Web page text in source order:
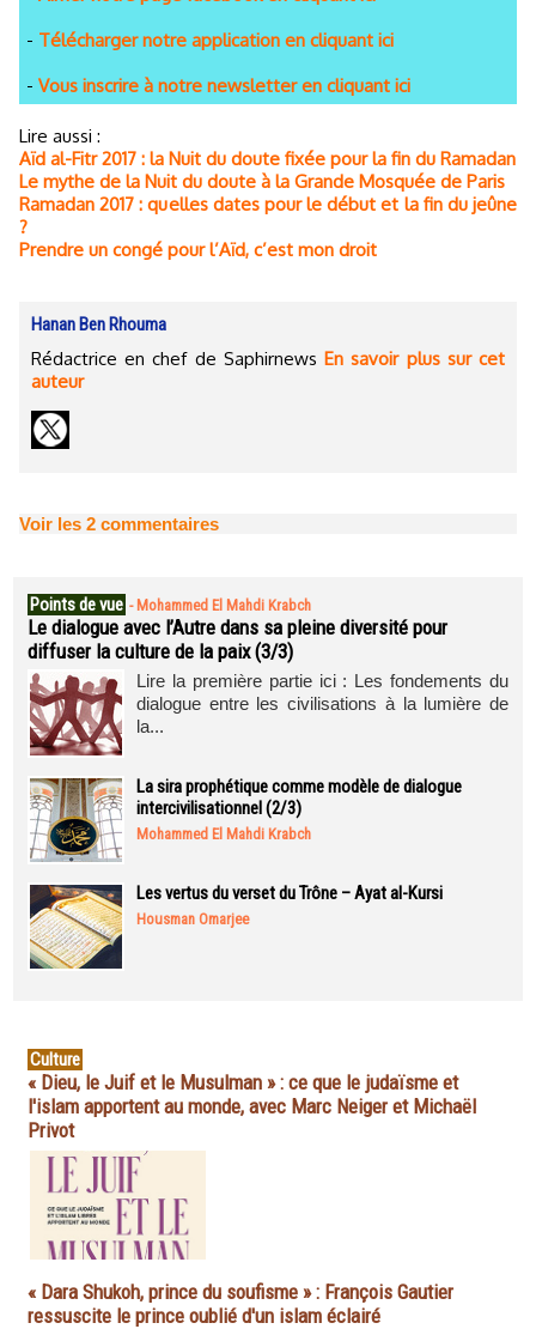
- Télécharger notre application en cliquant ici
- Vous inscrire à notre newsletter en cliquant ici
Lire aussi :
Aïd al-Fitr 2017 : la Nuit du doute fixée pour la fin du Ramadan
Le mythe de la Nuit du doute à la Grande Mosquée de Paris
Ramadan 2017 : quelles dates pour le début et la fin du jeûne
?
Prendre un congé pour l’Aïd, c’est mon droit
Hanan Ben Rhouma
Rédactrice en chef de SaphirnewsEn savoir plus sur cet
auteur
Voir les 2 commentaires
Points de vue - Mohammed El Mahdi Krabch
Le dialogue avec l’Autre dans sa pleine diversité pour
diffuser la culture de la paix (3/3)
Lire la première partie ici : Les fondements du
dialogue entre les civilisations à la lumière de
la...
La sira prophétique comme modèle de dialogue
intercivilisationnel (2/3)
Mohammed El Mahdi Krabch
Les vertus du verset du Trône – Ayat al-Kursi
Housman Omarjee
Culture
« Dieu, le Juif et le Musulman » : ce que le judaïsme et
l'islam apportent au monde, avec Marc Neiger et Michaël
Privot
« Dara Shukoh, prince du soufisme » : François Gautier
ressuscite le prince oublié d'un islam éclairé